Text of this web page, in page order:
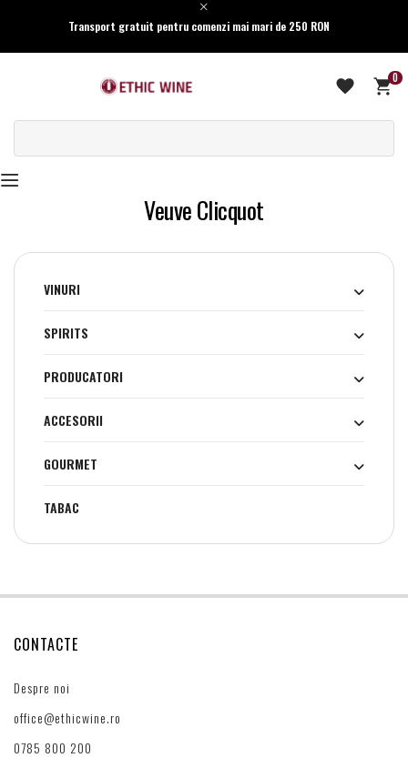
Transport gratuit pentru comenzi mai mari de 250 RON
0
Veuve Clicquot
VINURI
SPIRITS
PRODUCATORI
ACCESORII
GOURMET
TABAC
CONTACTE
Despre noi
office@ethicwine.ro
0785 800 200